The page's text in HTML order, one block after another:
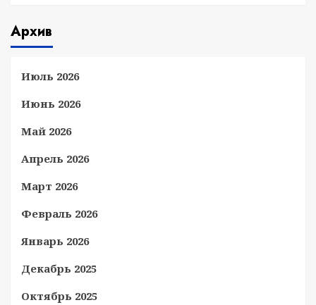
Архив
Июль 2026
Июнь 2026
Май 2026
Апрель 2026
Март 2026
Февраль 2026
Январь 2026
Декабрь 2025
Октябрь 2025